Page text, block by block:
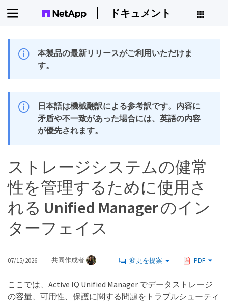
ドキュメント
本製品の最新リリースがご利用いただけま
す。
日本語は機械翻訳による参考訳です。内容に
矛盾や不一致があった場合には、英語の内容
が優先されます。
ストレージシステムの健常
性を管理するために使用さ
れる Unified Manager のイン
ターフェイス
07/15/2026 共同作成者 変更を提案 PDF
ここでは、Active IQ Unified Manager でデータストレージ
の容量、可用性、保護に関する問題をトラブルシューティ